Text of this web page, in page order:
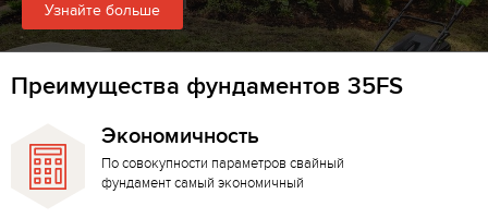
Узнайте больше
Преимущества фундаментов 35FS
Экономичность
По совокупности параметров свайный
фундамент самый экономичный